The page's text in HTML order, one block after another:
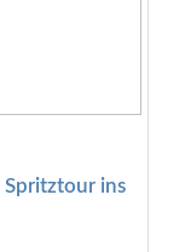
Spritztour ins